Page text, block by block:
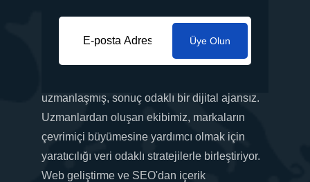
Üye Olun
İş ihtiyaçlarınıza göre uyarlanmış yenilikçi
uzmanlaşmış, sonuç odaklı bir dijital ajansız.
Uzmanlardan oluşan ekibimiz, markaların
çevrimiçi büyümesine yardımcı olmak için
yaratıcılığı veri odaklı stratejilerle birleştiriyor.
Web geliştirme ve SEO'dan içerik